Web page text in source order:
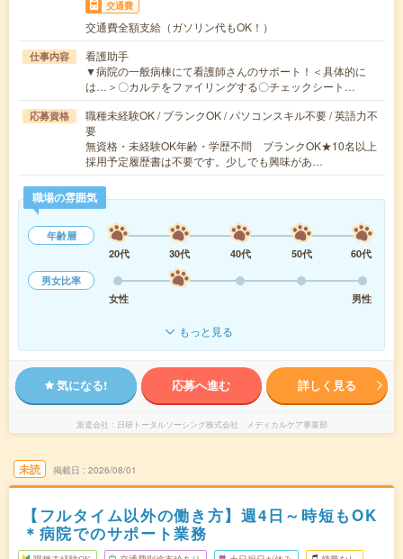
交通費
交通費全額支給（ガソリン代もOK！）
仕事内容
看護助手
▼病院の一般病棟にて看護師さんのサポート！＜具体的に
は…＞〇カルテをファイリングする〇チェックシート…
応募資格
職種未経験OK / ブランクOK / パソコンスキル不要 / 英語力不
要
無資格・未経験OK年齢・学歴不問 ブランクOK★10名以上
採用予定履歴書は不要です。少しでも興味があ…
職場の雰囲気
年齢層
20代
30代 40代 50代
60代
男女比率
女性
男性
もっと見る
気になる! 応募へ進む 詳しく見る
派遣会社 日研トータルソーシング株式会社 メディカルケア事業部
未読 掲載日 2026/08/01
【フルタイム以外の働き方】週4日～時短もOK
＊病院でのサポート業務